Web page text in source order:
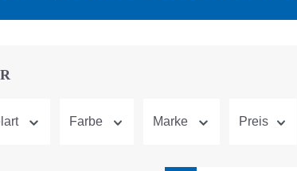
Farbe Marke Preis